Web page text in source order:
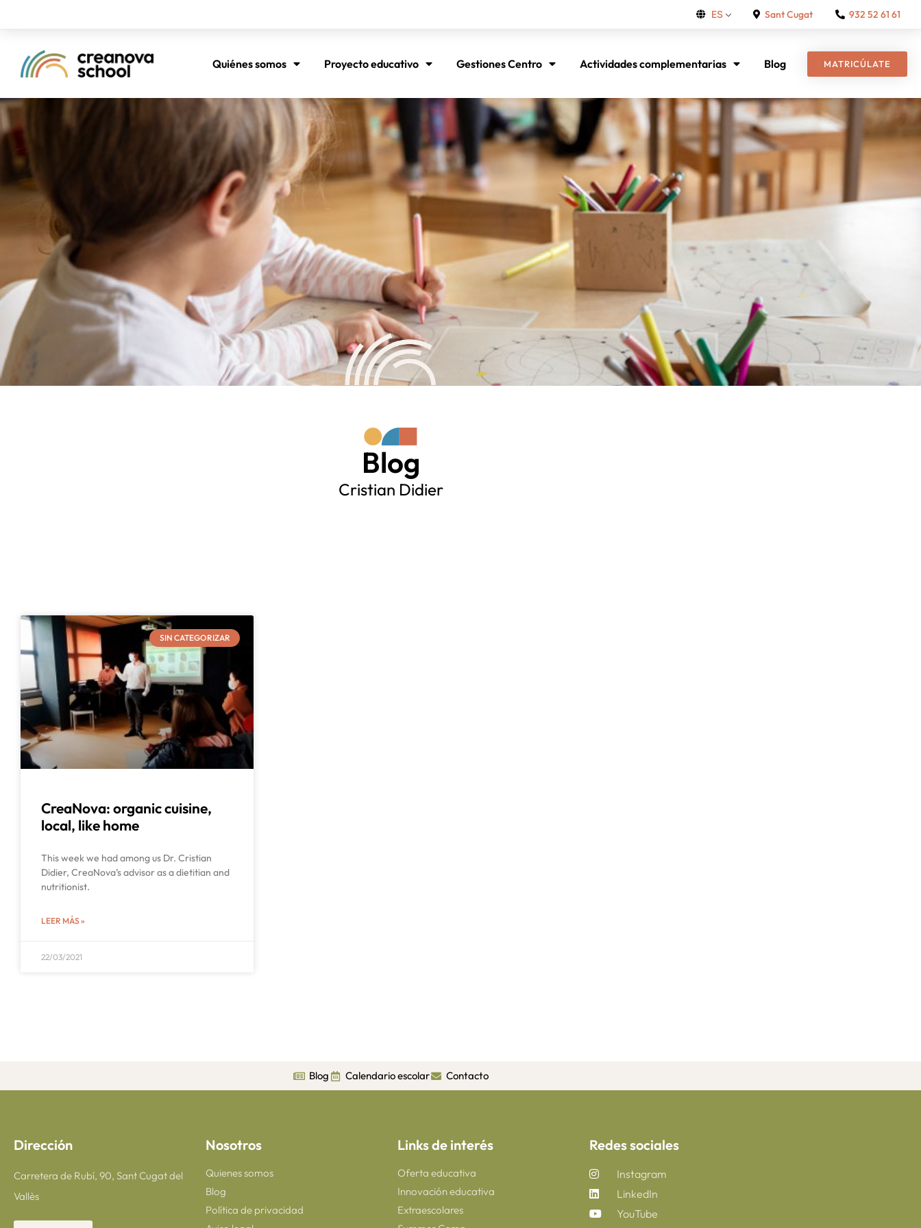
ES Sant Cugat 932 52 61 61
Quiénes somos Proyecto educativo Gestiones Centro Actividades complementarias Blog MATRICÚLATE
Blog
Cristian Didier
SIN CATEGORIZAR
CreaNova: organic cuisine,
local, like home
This week we had among us Dr. Cristian
Didier, CreaNova’s advisor as a dietitian and
nutritionist.
LEER MÁS »
22/03/2021
Blog Calendario escolar Contacto
Dirección
Carretera de Rubí, 90, Sant Cugat del
Vallès
Nosotros
Quienes somos
Blog
Política de privacidad
Links de interés
Oferta educativa
Innovación educativa
Extraescolares
Redes sociales
Instagram
LinkedIn
YouTube